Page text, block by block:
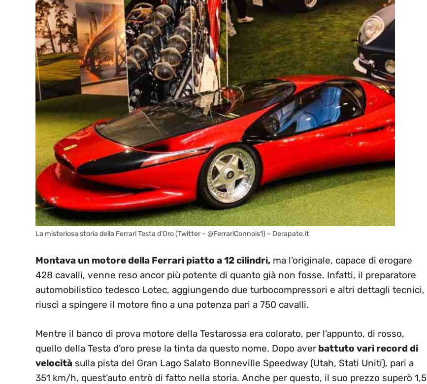
La misteriosa storia della Ferrari Testa d’Oro (Twitter – @FerrariConnois1) – Derapate.it
Montava un motore della Ferrari piatto a 12 cilindri, ma l’originale, capace di erogare
428 cavalli, venne reso ancor più potente di quanto già non fosse. Infatti, il preparatore
automobilistico tedesco Lotec, aggiungendo due turbocompressori e altri dettagli tecnici,
riuscì a spingere il motore fino a una potenza pari a 750 cavalli.
Mentre il banco di prova motore della Testarossa era colorato, per l’appunto, di rosso,
quello della Testa d’oro prese la tinta da questo nome. Dopo aver battuto vari record di
velocità sulla pista del Gran Lago Salato Bonneville Speedway (Utah, Stati Uniti), pari a
351 km/h, quest’auto entrò di fatto nella storia. Anche per questo, il suo prezzo superò 1,5